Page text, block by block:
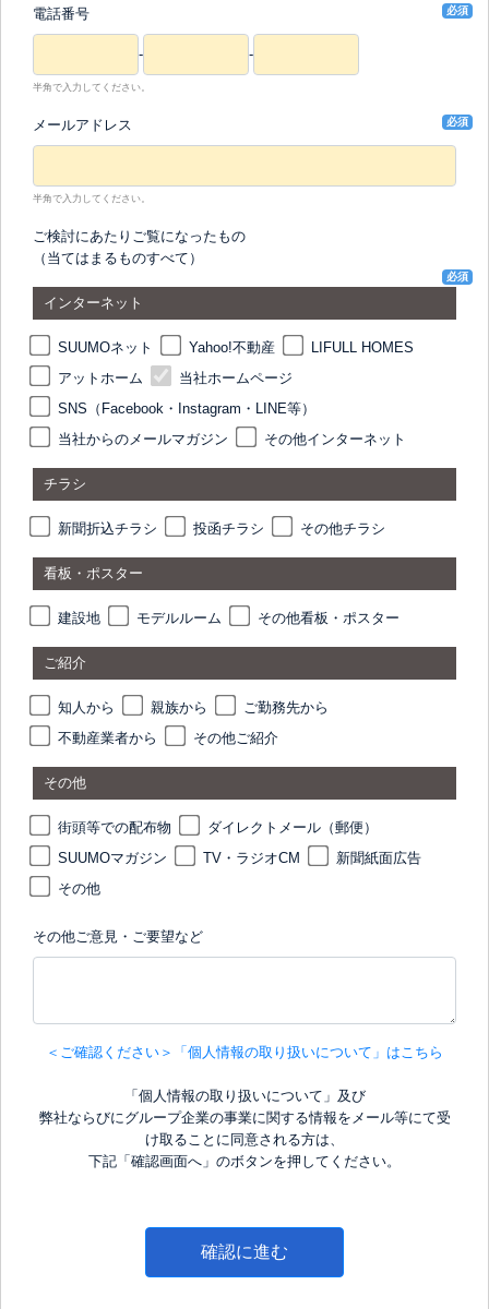
電話番号 必須
- -
半角で入力してください。
メールアドレス 必須
半角で入力してください。
ご検討にあたりご覧になったもの
（当てはまるものすべて）
必須
インターネット
SUUMOネット Yahoo!不動産
LIFULL HOMES
アットホーム
当社ホームページ
SNS（Facebook・Instagram・LINE等）
当社からのメールマガジン
その他インターネット
チラシ
新聞折込チラシ 投函チラシ その他チラシ
看板・ポスター
建設地 モデルルーム その他看板・ポスター
ご紹介
知人から 親族から
ご勤務先から
不動産業者から
その他ご紹介
その他
街頭等での配布物
ダイレクトメール（郵便）
SUUMOマガジン
TV・ラジオCM
新聞紙面広告
その他
その他ご意見・ご要望など
＜ご確認ください＞「個人情報の取り扱いについて」はこちら
「個人情報の取り扱いについて」及び
弊社ならびにグループ企業の事業に関する情報をメール等にて受
け取ることに同意される方は、
下記「確認画面へ」のボタンを押してください。